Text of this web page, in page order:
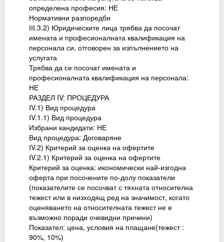
определена професия: НЕ
Нормативни разпоредби
ІІІ.3.2) Юридическите лица трябва да посочат
имената и професионалната квалификация на
персонала си, отговорен за изпълнението на
услугата
Трябва да се посочат имената и
професионалната квалификация на персонала:
НЕ
РАЗДЕЛ IV: ПРОЦЕДУРА
ІV.1) Вид процедура
ІV.1.1) Вид процедура
Избрани кандидати: НЕ
Вид процедура: Договаряне
ІV.2) Критерий за оценка на офертите
ІV.2.1) Критерий за оценка на офертите
Критерий за оценка: икономически най-изгодна
оферта при посочените по-долу показатели
(показателите се посочват с тяхната относителна
тежест или в низходящ ред на значимост, когато
оценяването на относителната тежест не е
възможно поради очевидни причини)
Показател: цена, условия на плащане(тежест :
90%, 10%)